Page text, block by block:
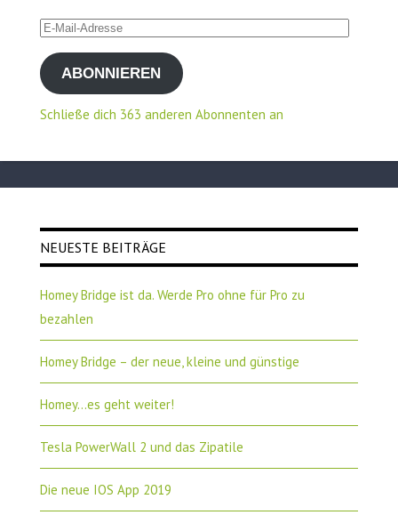
E-
Mail-
AdresseABONNIEREN
Schließe dich 363 anderen Abonnenten an
NEUESTE BEITRÄGE
Homey Bridge ist da. Werde Pro ohne für Pro zu
bezahlen
Homey Bridge – der neue, kleine und günstige
Homey…es geht weiter!
Tesla PowerWall 2 und das Zipatile
Die neue IOS App 2019